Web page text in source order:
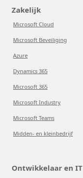
Zakelijk
Microsoft Cloud
Microsoft Beveiliging
Azure
Dynamics 365
Microsoft 365
Microsoft Industry
Microsoft Teams
Midden- en kleinbedrijf
Ontwikkelaar en IT